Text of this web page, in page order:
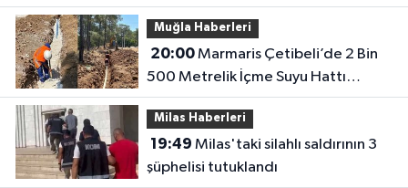
kirlilik uyarısı geldi
Muğla Haberleri
20:00Marmaris Çetibeli’de 2 Bin
500 Metrelik İçme Suyu Hattı
Yenileniyor
Milas Haberleri
19:49
şüphelisi tutuklandı